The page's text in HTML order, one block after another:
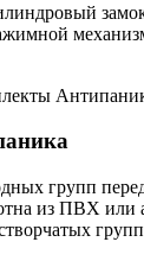
групп
из ПВХ